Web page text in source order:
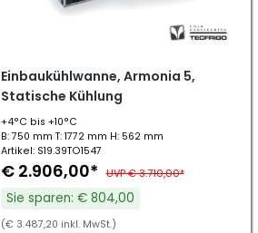
Einbaukühlwanne, Armonia 5,
Statische Kühlung
+4°C bis +10°C
B: 750 mm T: 1772 mm H: 562 mm
Artikel: S19.39TO1547
€ 2.906,00* UVP € 3.710,00*
Sie sparen: € 804,00
(€ 3.487,20 inkl. MwSt.)